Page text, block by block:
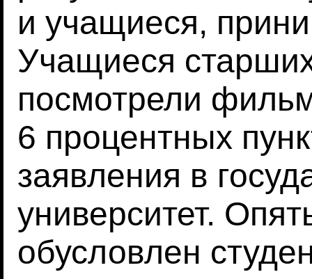
и учащиеся,
Учащиеся
посмотрели
6 процентных
заявления в
университет.
обусловлен